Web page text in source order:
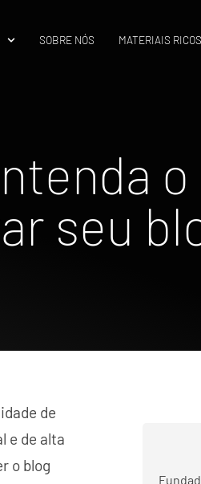
SOBRE NÓS MATERIAIS RICOS
o
seu
de
e de alta
o blog